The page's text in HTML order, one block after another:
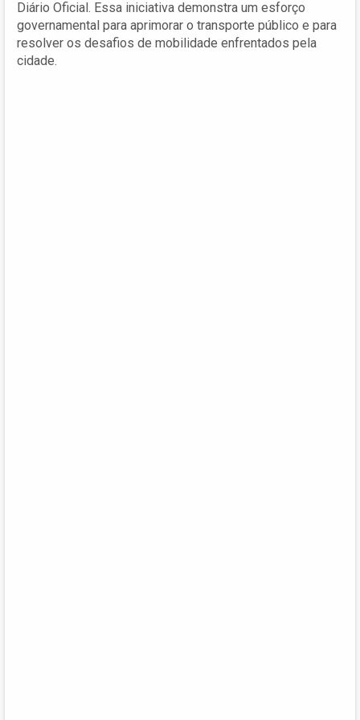
Diário Oficial. Essa iniciativa demonstra um esforço
governamental para aprimorar o transporte público e para
resolver os desafios de mobilidade enfrentados pela
cidade.